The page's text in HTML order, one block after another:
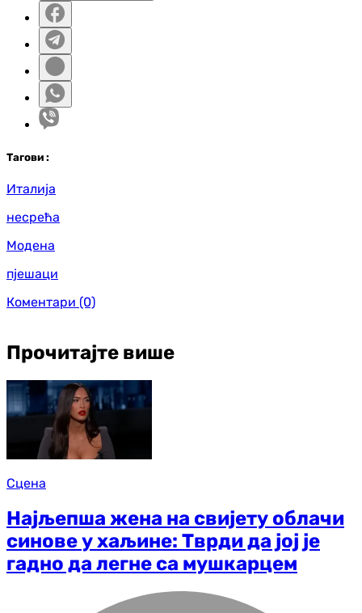
Тагови :
Италија
несрећа
Модена
пјешаци
Коментари (0)
Прочитајте више
Сцена
Најљепша жена на свијету облачи
синове у хаљине: Тврди да јој је
гадно да легне са мушкарцем